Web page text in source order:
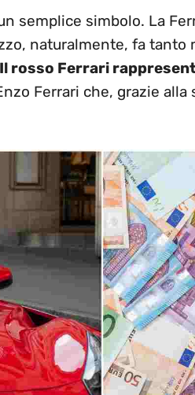
semplice simbolo. La
naturalmente, fa tanto
Il rosso Ferrari
Ferrari che, grazie